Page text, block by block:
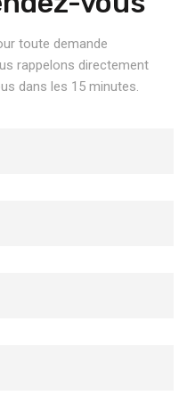
toute demande
rappelons directement
dans les 15 minutes.